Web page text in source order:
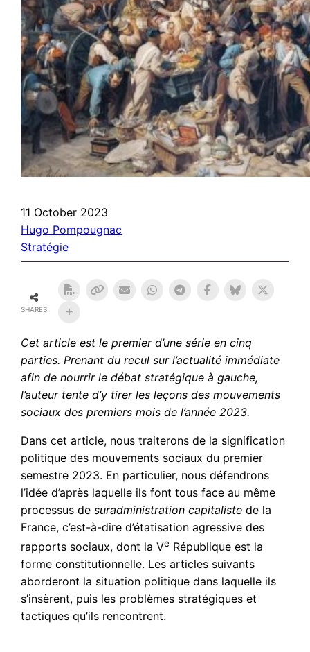
11 October 2023
Hugo Pompougnac
Stratégie
SHARES
Cet article est le premier d’une série en cinq
parties. Prenant du recul sur l’actualité immédiate
afin de nourrir le débat stratégique à gauche,
l’auteur tente d’y tirer les leçons des mouvements
sociaux des premiers mois de l’année 2023.
Dans cet article, nous traiterons de la signification
politique des mouvements sociaux du premier
semestre 2023. En particulier, nous défendrons
l’idée d’après laquelle ils font tous face au même
processus desuradministration capitaliste de la
France, c’est-à-dire d’étatisation agressive des
rapports sociaux, dont la Ve République est la
forme constitutionnelle. Les articles suivants
aborderont la situation politique dans laquelle ils
s’insèrent, puis les problèmes stratégiques et
tactiques qu’ils rencontrent.